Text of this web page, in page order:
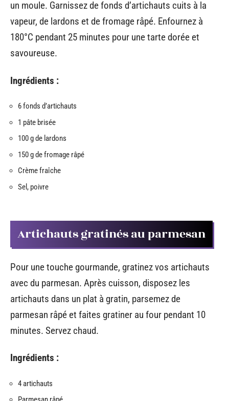
un moule. Garnissez de fonds d’artichauts cuits à la
vapeur, de lardons et de fromage râpé. Enfournez à
180°C pendant 25 minutes pour une tarte dorée et
savoureuse.
Ingrédients :
6 fonds d’artichauts
1 pâte brisée
100 g de lardons
150 g de fromage râpé
Crème fraîche
Sel, poivre
Artichauts gratinés au parmesan
Pour une touche gourmande, gratinez vos artichauts
avec du parmesan. Après cuisson, disposez les
artichauts dans un plat à gratin, parsemez de
parmesan râpé et faites gratiner au four pendant 10
minutes. Servez chaud.
Ingrédients :
4 artichauts